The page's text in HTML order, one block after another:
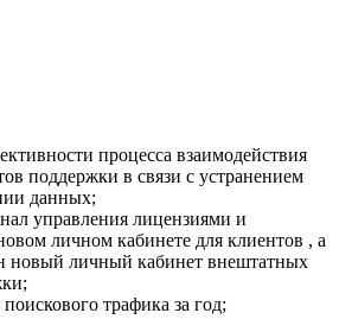
процесса взаимодействия
поддержки в связи с устранением
данных;
управления лицензиями и
личном кабинете для клиентов , а
новый личный кабинет внештатных
трафика за год;